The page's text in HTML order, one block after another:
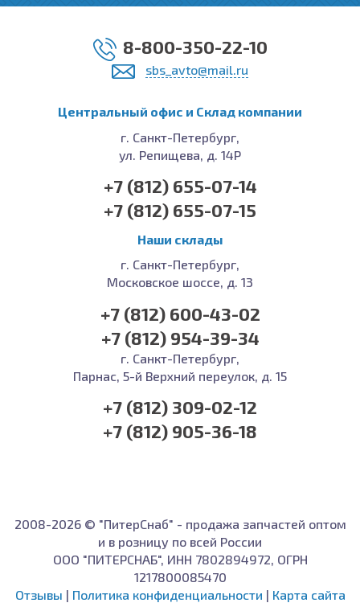
8-800-350-22-10
sbs_avto@mail.ru
Центральный офис и Cклад компании
г. Санкт-Петербург,
ул. Репищева, д. 14Р
+7 (812) 655-07-14
+7 (812) 655-07-15
Наши склады
г. Санкт-Петербург,
Московское шоссе, д. 13
+7 (812) 600-43-02
+7 (812) 954-39-34
г. Санкт-Петербург,
Парнас, 5-й Верхний переулок, д. 15
+7 (812) 309-02-12
+7 (812) 905-36-18
2008-2026 © "ПитерСнаб" - продажа запчастей оптом
и в розницу по всей России
ООО "ПИТЕРСНАБ", ИНН 7802894972, ОГРН
1217800085470
Отзывы | Политика конфиденциальности | Карта сайта